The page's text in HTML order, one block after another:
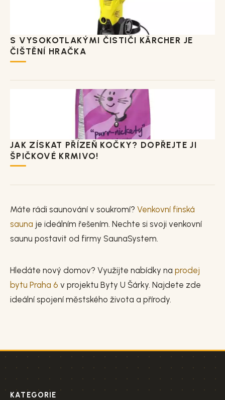
S VYSOKOTLAKÝMI ČISTIČI KÄRCHER JE
ČIŠTĚNÍ HRAČKA
JAK ZÍSKAT PŘÍZEŇ KOČKY? DOPŘEJTE JI
ŠPIČKOVÉ KRMIVO!
Máte rádi saunování v soukromí? Venkovní finská
sauna je ideálním řešením. Nechte si svoji venkovní
saunu postavit od firmy SaunaSystem.
Hledáte nový domov? Využijte nabídky na prodej
bytu Praha 6 v projektu Byty U Šárky. Najdete zde
ideální spojení městského života a přírody.
KATEGORIE